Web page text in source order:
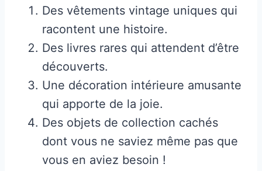
Des vêtements vintage uniques qui
racontent une histoire.
Des livres rares qui attendent d’être
découverts.
Une décoration intérieure amusante
qui apporte de la joie.
Des objets de collection cachés
dont vous ne saviez même pas que
vous en aviez besoin !